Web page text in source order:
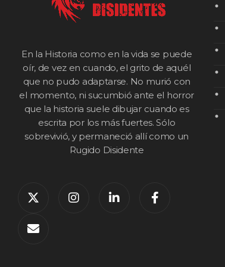
En la Historia como en la vida se puede
oír, de vez en cuando, el grito de aquél
que no pudo adaptarse. No murió con
el momento, ni sucumbió ante el horror
que la historia suele dibujar cuando es
escrita por los más fuertes. Sólo
sobrevivió, y permaneció allí como un
Rugido Disidente